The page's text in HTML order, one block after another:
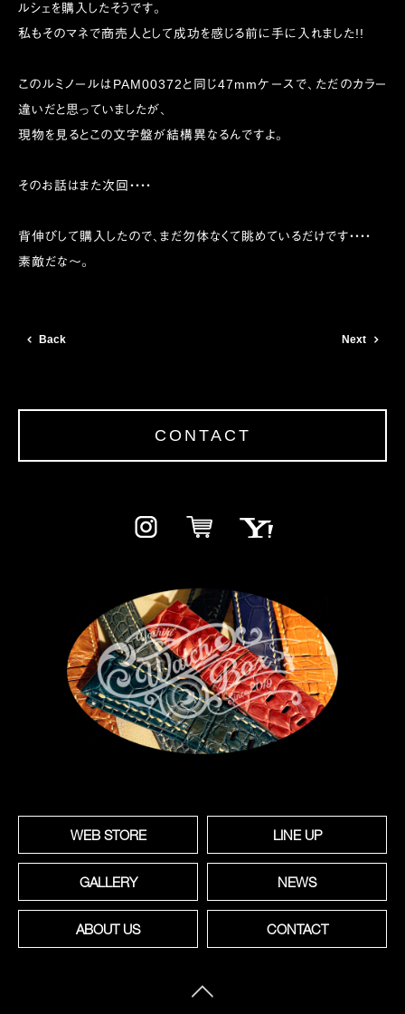
ルシェを購入したそうです。
私もそのマネで商売人として成功を感じる前に手に入れました!!
このルミノールはPAM00372と同じ47mmケースで、ただのカラー
違いだと思っていましたが、
現物を見るとこの文字盤が結構異なるんですよ。
そのお話はまた次回・・・・
背伸びして購入したので、まだ勿体なくて眺めているだけです・・・・
素敵だな〜。
Back Next
CONTACT
WEB STORE LINE UP
GALLERY NEWS
ABOUT US CONTACT